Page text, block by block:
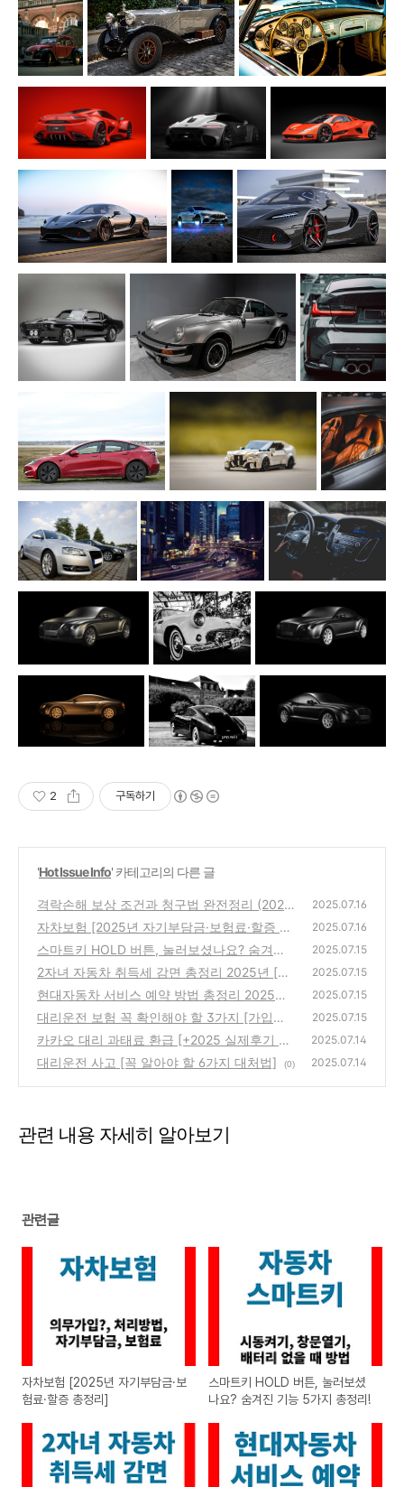
2 구독하기
'Hot Issue Info' 카테고리의 다른 글
격락손해 보상 조건과 청구법 완전정리 (2025
최신)
(0)
2025.07.16
자차보험 [2025년 자기부담금·보험료·할증 총
정리]
(0)
2025.07.16
스마트키 HOLD 버튼, 눌러보셨나요? 숨겨진
기능 5가지 총정리!
(1)
2025.07.15
2자녀 자동차 취득세 감면 총정리 2025년 [신
청 조건, 차량 유형, 감면율까지]
(0)
2025.07.15
현대자동차 서비스 예약 방법 총정리 2025
[앱·웹·전화 완벽 가이드]
(0)
2025.07.15
대리운전 보험 꼭 확인해야 할 3가지 [가입방
법·요금·보장내용 총정리]
(0)
2025.07.15
카카오 대리 과태료 환급 [+2025 실제후기 따
라하기]
(0)
2025.07.14
대리운전 사고 [꼭 알아야 할 6가지 대처법] (0) 2025.07.14
관련 내용 자세히 알아보기
관련글
자차보험 [2025년 자기부담금·보
험료·할증 총정리]
스마트키 HOLD 버튼, 눌러보셨
나요? 숨겨진 기능 5가지 총정리!